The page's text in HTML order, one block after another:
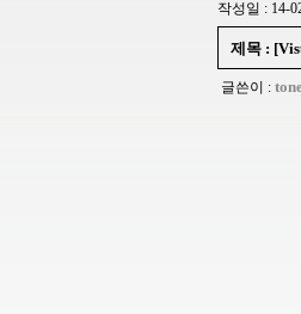
작성일 : 14-
제목 :
글쓴이 :